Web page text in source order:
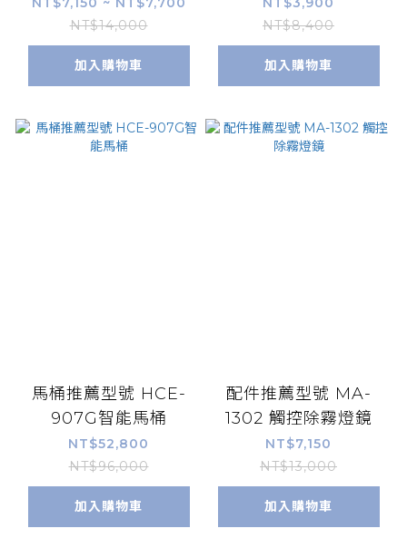
NT$14,000
加入購物車
特價 附緩降馬桶蓋
NT$8,400
加入購物車
馬桶推薦型號 HCE-
907G智能馬桶
NT$52,800
NT$96,000
加入購物車
配件推薦型號 MA-
1302 觸控除霧燈鏡
NT$7,150
NT$13,000
加入購物車